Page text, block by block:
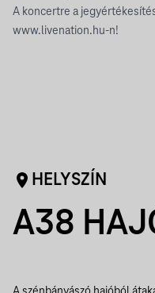
A koncertre a
www.livenation.hu-n!
HELYSZÍN
A38